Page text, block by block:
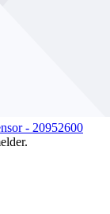
- 20952600